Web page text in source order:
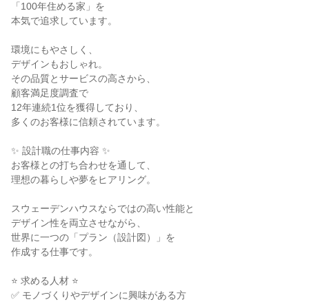
「100年住める家」を
本気で追求しています。
環境にもやさしく、
デザインもおしゃれ。
その品質とサービスの高さから、
顧客満足度調査で
12年連続1位を獲得しており、
多くのお客様に信頼されています。
✨ 設計職の仕事内容 ✨
お客様との打ち合わせを通して、
理想の暮らしや夢をヒアリング。
スウェーデンハウスならではの高い性能と
デザイン性を両立させながら、
世界に一つの「プラン（設計図）」を
作成する仕事です。
⭐ 求める人材 ⭐
✅ モノづくりやデザインに興味がある方